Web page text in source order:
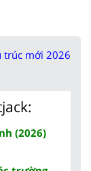
trúc mới 2026
(2026)